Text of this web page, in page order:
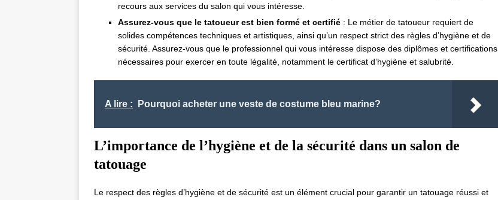
recours aux services du salon qui vous intéresse.
Assurez-vous que le tatoueur est bien formé et certifié : Le métier de tatoueur requiert de
solides compétences techniques et artistiques, ainsi qu’un respect strict des règles d’hygiène et de
sécurité. Assurez-vous que le professionnel qui vous intéresse dispose des diplômes et certifications
nécessaires pour exercer en toute légalité, notamment le certificat d’hygiène et salubrité.
A lire : Pourquoi acheter une veste de costume bleu marine?
L’importance de l’hygiène et de la sécurité dans un salon de
tatouage
Le respect des règles d’hygiène et de sécurité est un élément crucial pour garantir un tatouage réussi et